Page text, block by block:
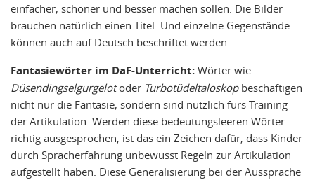
einfacher, schöner und besser machen sollen. Die Bilder
brauchen natürlich einen Titel. Und einzelne Gegenstände
können auch auf Deutsch beschriftet werden.
Fantasiewörter im DaF-Unterricht: Wörter wie
Düsendingselgurgelotoder Turbotüdeltaloskop beschäftigen
nicht nur die Fantasie, sondern sind nützlich fürs Training
der Artikulation. Werden diese bedeutungsleeren Wörter
richtig ausgesprochen, ist das ein Zeichen dafür, dass Kinder
durch Spracherfahrung unbewusst Regeln zur Artikulation
aufgestellt haben. Diese Generalisierung bei der Aussprache